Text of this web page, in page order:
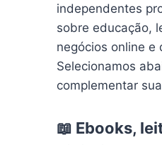
independentes
sobre educação,
negócios online e
Selecionamos
complementar
📖 Ebooks,